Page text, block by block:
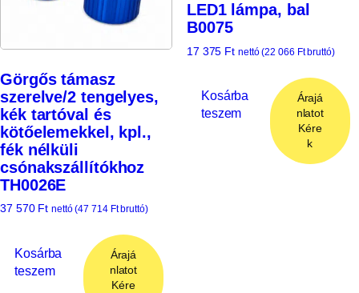
Görgős támasz
szerelve/2 tengelyes,
kék tartóval és
kötőelemekkel, kpl.,
fék nélküli
csónakszállítókhoz
TH0026E
37 570 Ft nettó (47 714 Ftbruttó)
Kosárba
teszem
Árajá
nlatot
Kére
LED1 lámpa, bal
B0075
17 375 Ft nettó (22 066 Ftbruttó)
Kosárba
teszem
Árajá
nlatot
Kére
k